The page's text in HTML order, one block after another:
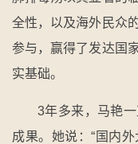
全性，以及海外民众
参与，赢得了发达国
实基础。
3年多来，马艳
成果。她说：“国内